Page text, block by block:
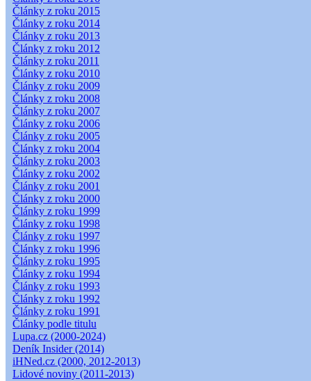
Články z roku 2015
Články z roku 2014
Články z roku 2013
Články z roku 2012
Články z roku 2011
Články z roku 2010
Články z roku 2009
Články z roku 2008
Články z roku 2007
Články z roku 2006
Články z roku 2005
Články z roku 2004
Články z roku 2003
Články z roku 2002
Články z roku 2001
Články z roku 2000
Články z roku 1999
Články z roku 1998
Články z roku 1997
Články z roku 1996
Články z roku 1995
Články z roku 1994
Články z roku 1993
Články z roku 1992
Články z roku 1991
Články podle titulu
Lupa.cz (2000-2024)
Deník Insider (2014)
iHNed.cz (2000, 2012-2013)
Lidové noviny (2011-2013)